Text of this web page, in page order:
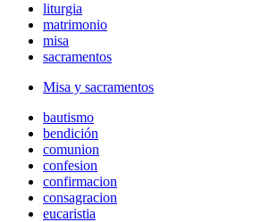
liturgia
matrimonio
misa
sacramentos
Misa y sacramentos
bautismo
bendición
comunion
confesion
confirmacion
consagracion
eucaristia